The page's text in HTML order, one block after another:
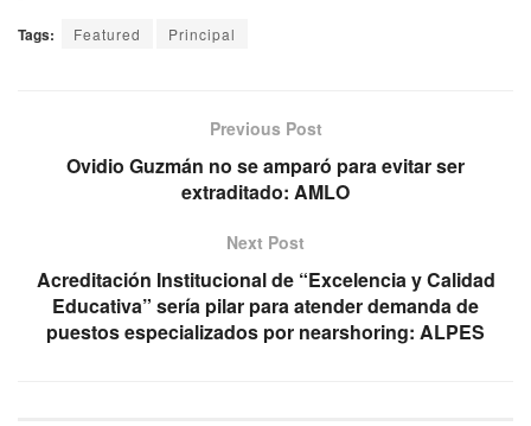
Tags: Featured Principal
Previous Post
Ovidio Guzmán no se amparó para evitar ser
extraditado: AMLO
Next Post
Acreditación Institucional de “Excelencia y Calidad
Educativa” sería pilar para atender demanda de
puestos especializados por nearshoring: ALPES